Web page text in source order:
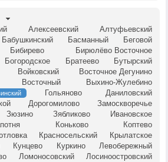
Алексеевский
Алтуфьевский
Бабушкинский Басманный
Беговой
Бибирево
Бирюлёво Восточное
Богородское Братеево
Бутырский
Войковский
Восточное Дегунино
Восточный
Выхино-Жулебино
Гольяново
Даниловский
Дорогомилово
Замоскворечье
Зюзино Зябликово
Ивановское
Коньково
Коптево
Красносельский
Крылатское
Кунцево Куркино
Левобережный
Ломоносовский
Лосиноостровский